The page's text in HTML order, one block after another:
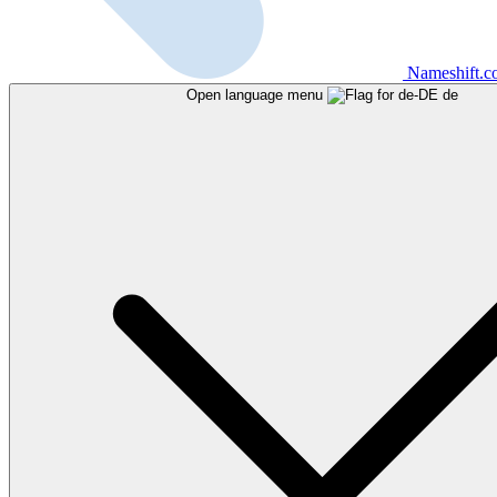
Open language menu de